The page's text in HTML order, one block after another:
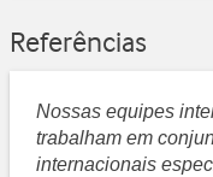
Referências
Nossas equipes
trabalham em
internacionais